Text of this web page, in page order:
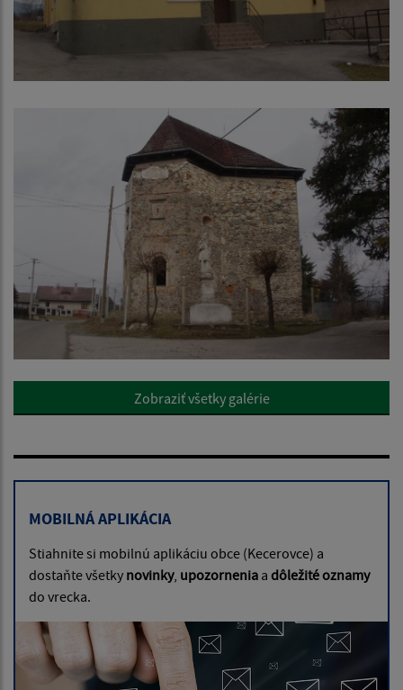
Zobraziť všetky galérie
MOBILNÁ APLIKÁCIA
Stiahnite si mobilnú aplikáciu obce (Kecerovce) a
dostaňte všetky novinky, upozornenia a dôležité oznamy
do vrecka.